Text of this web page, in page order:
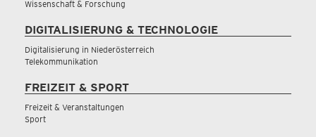
Wissenschaft & Forschung
DIGITALISIERUNG & TECHNOLOGIE
Digitalisierung in Niederösterreich
Telekommunikation
FREIZEIT & SPORT
Freizeit & Veranstaltungen
Sport